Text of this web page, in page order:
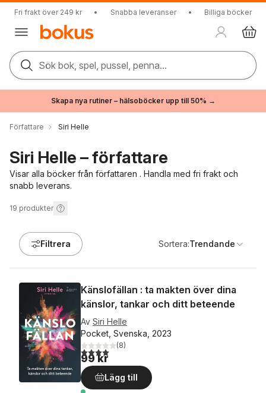
Fri frakt över 249 kr • Snabba leveranser • Billiga böcker
Sök bok, spel, pussel, penna...
Skapa nya rutiner – hälsoböcker upp till 50% →
Författare Siri Helle
Siri Helle – författare
Visar alla böcker från författaren . Handla med fri frakt och
snabb leverans.
19 produkter
Filtrera Sortera:Trendande
Känslofällan : ta makten över dina
känslor, tankar och ditt beteende
Av Siri Helle
Pocket, Svenska, 2023
4,0utav 5 stjärnor. Totalt antal röster:
(8)
99 kr
Lägg till